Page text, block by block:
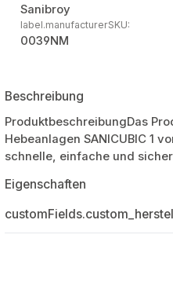
Sanibroy
label.manufacturerSKU:
0039NM
Beschreibung
ProduktbeschreibungDas
Hebeanlagen SANICUBIC 1
schnelle, einfache und
Eigenschaften